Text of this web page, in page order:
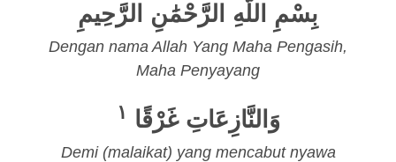
بِسْمِ اللَّهِ الرَّحْمَٰنِ الرَّحِيمِ
Dengan nama Allah Yang Maha Pengasih,
Maha Penyayang
وَالنَّازِعَاتِ غَرْقًا ١
Demi (malaikat) yang mencabut nyawa